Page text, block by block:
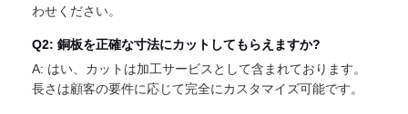
わせください。
Q2: 銅板を正確な寸法にカットしてもらえますか?
A: はい、カットは加工サービスとして含まれております。
長さは顧客の要件に応じて完全にカスタマイズ可能です。